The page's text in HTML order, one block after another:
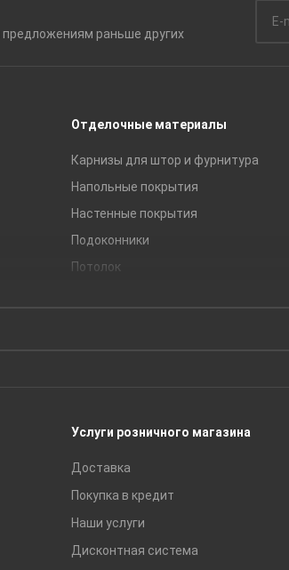
предложениям раньше других
Отделочные материалы
Карнизы для штор и фурнитура
Напольные покрытия
Настенные покрытия
Подоконники
Потолок
Услуги розничного магазина
Доставка
Покупка в кредит
Наши услуги
Дисконтная система